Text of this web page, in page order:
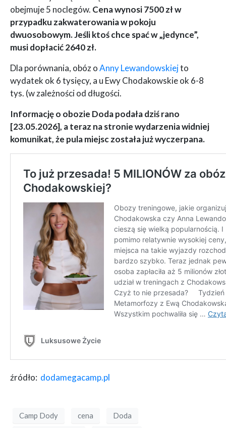
obejmuje 5 noclegów. Cena wynosi 7500 zł w
przypadku zakwaterowania w pokoju
dwuosobowym. Jeśli ktoś chce spać w „jedynce”,
musi dopłacić 2640 zł.
Dla porównania, obóz oAnny Lewandowskiejto
wydatek ok 6 tysięcy, a u Ewy Chodakowskie ok 6-8
tys. (w zależności od długości.
Informację o obozie Doda podała dziś rano
[23.05.2026], a teraz na stronie wydarzenia widniej
komunikat, że pula miejsc została już wyczerpana.
źródło: dodamegacamp.pl
Camp Dody cena Doda